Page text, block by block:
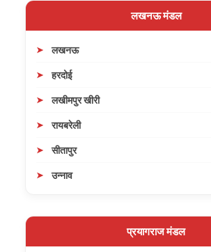
लखनऊ मंडल
लखनऊ
हरदोई
लखीमपुर खीरी
रायबरेली
सीतापुर
उन्नाव
प्रयागराज मंडल